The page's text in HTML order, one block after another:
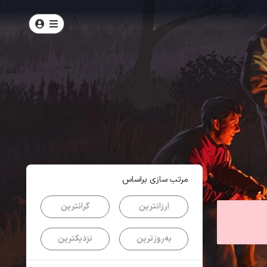
مرتب سازی براساس
ارزانترین گرانترین
به‌روزترین نزدیکترین